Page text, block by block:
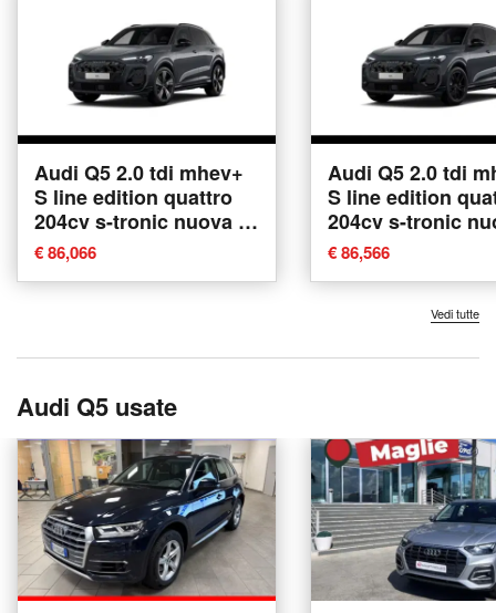
Audi Q5 2.0 tdi mhev+
S line edition quattro
204cv s-tronic nuova a
Conegliano
€ 86,066
Audi Q5 2.0 tdi
S line edition
204cv s-tronic
Conegliano
€ 86,566
Vedi tutte
Audi Q5 usate